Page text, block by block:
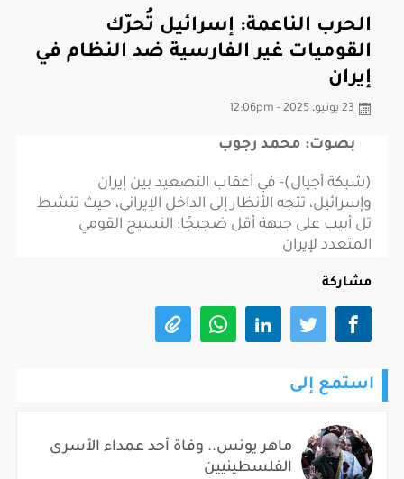
الحرب الناعمة: إسرائيل تُحرّك
القوميات غير الفارسية ضد النظام في
إيران
23 يونيو، 2025 - 12:06pm
بصوت: محمد رجوب
(شبكة أجيال)- في أعقاب التصعيد بين إيران
وإسرائيل، تتجه الأنظار إلى الداخل الإيراني، حيث تنشط
تل أبيب على جبهة أقل ضجيجًا: النسيج القومي
المتعدد لإيران
مشاركة
استمع إلى
ماهر يونس.. وفاة أحد عمداء الأسرى
الفلسطينيين